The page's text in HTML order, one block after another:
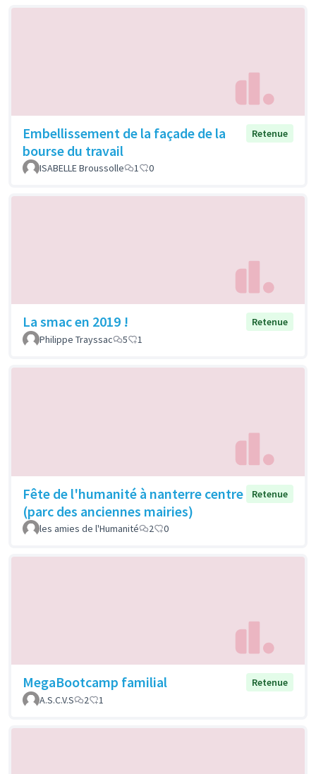
Embellissement de la façade de la
bourse du travail
Retenue
ISABELLE Broussolle 1 0
La smac en 2019 !
Retenue
Philippe Trayssac
5 1
Fête de l'humanité à nanterre centre
(parc des anciennes mairies)
Retenue
les amies de l'Humanité 2 0
MegaBootcamp familial
Retenue
A.S.C.V.S
2 1